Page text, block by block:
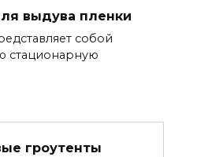
выдува пленки
собой
стационарную
гроутенты